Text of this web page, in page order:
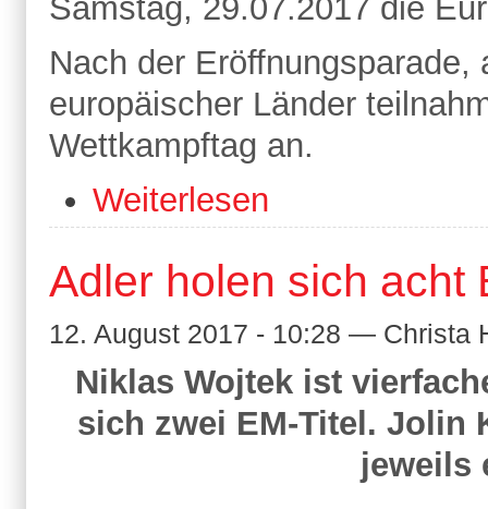
Samstag, 29.07.2017 die
Nach der Eröffnungsparade,
europäischer Länder
Wettkampftag an.
Weiterlesen
Adler holen sich acht
12. August 2017 - 10:28 — Christa
Niklas Wojtek ist
sich zwei EM-Titel. Jolin
jeweils